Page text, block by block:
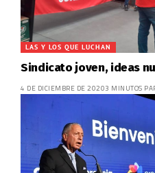
LAS Y LOS QUE LUCHAN
Sindicato joven, ideas
4 DE DICIEMBRE DE 20203 MINUTOS